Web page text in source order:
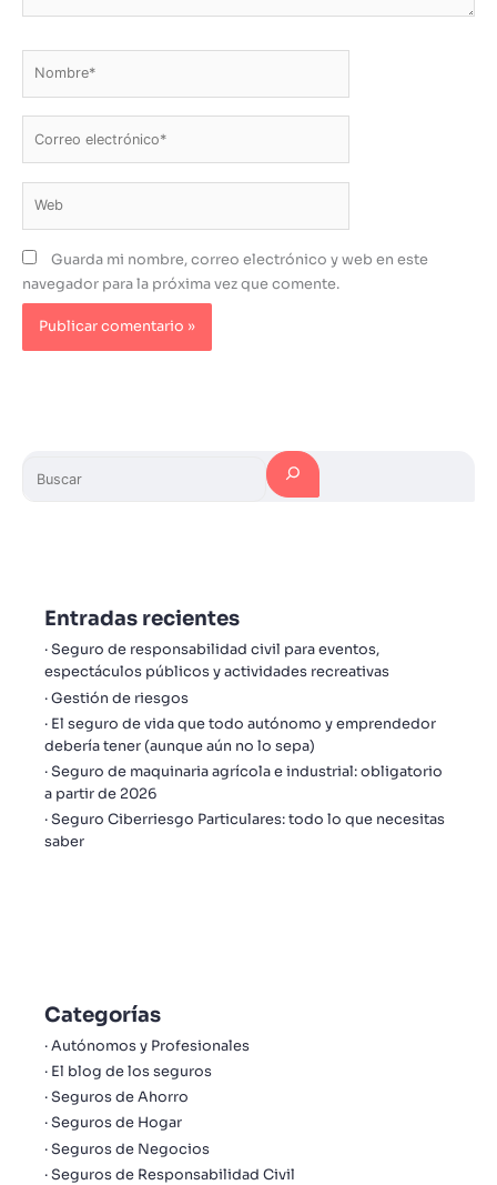
Guarda mi nombre, correo electrónico y web en este
navegador para la próxima vez que comente.
Entradas recientes
Seguro de responsabilidad civil para eventos,
espectáculos públicos y actividades recreativas
Gestión de riesgos
El seguro de vida que todo autónomo y emprendedor
debería tener (aunque aún no lo sepa)
Seguro de maquinaria agrícola e industrial: obligatorio
a partir de 2026
Seguro Ciberriesgo Particulares: todo lo que necesitas
saber
Categorías
Autónomos y Profesionales
El blog de los seguros
Seguros de Ahorro
Seguros de Hogar
Seguros de Negocios
Seguros de Responsabilidad Civil